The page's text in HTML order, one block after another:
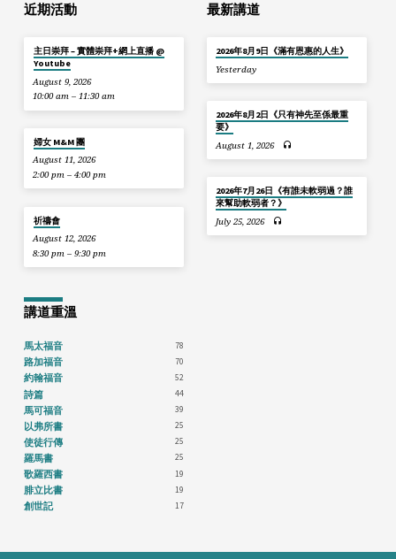
近期活動
主日崇拜 – 實體崇拜+網上直播 @
Youtube
August 9, 2026
10:00 am – 11:30 am
婦女 M&M 團
August 11, 2026
2:00 pm – 4:00 pm
祈禱會
August 12, 2026
8:30 pm – 9:30 pm
最新講道
2026年8月9日《滿有恩惠的人生》
Yesterday
2026年8月2日《只有神先至係最重
要》
August 1, 2026
2026年7月26日《有誰未軟弱過？誰
來幫助軟弱者？》
July 25, 2026
講道重溫
馬太福音 78
路加福音 70
約翰福音 52
詩篇 44
馬可福音 39
以弗所書 25
使徒行傳 25
羅馬書 25
歌羅西書 19
腓立比書 19
創世記 17